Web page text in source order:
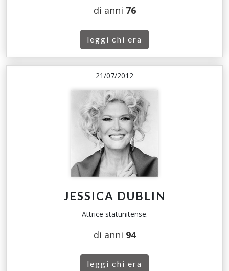
di anni 76
leggi chi era
21/07/2012
JESSICA DUBLIN
Attrice statunitense.
di anni 94
leggi chi era